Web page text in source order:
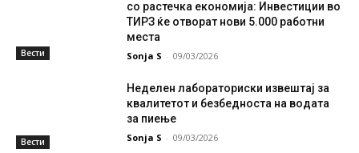
Вести
со растечка економија: Инвестиции во
ТИРЗ ќе отворат нови 5.000 работни
места
Sonja S - 09/03/2026
Вести
Неделен лабораториски извештај за
квалитетот и безбедноста на водата
за пиење
Sonja S - 09/03/2026